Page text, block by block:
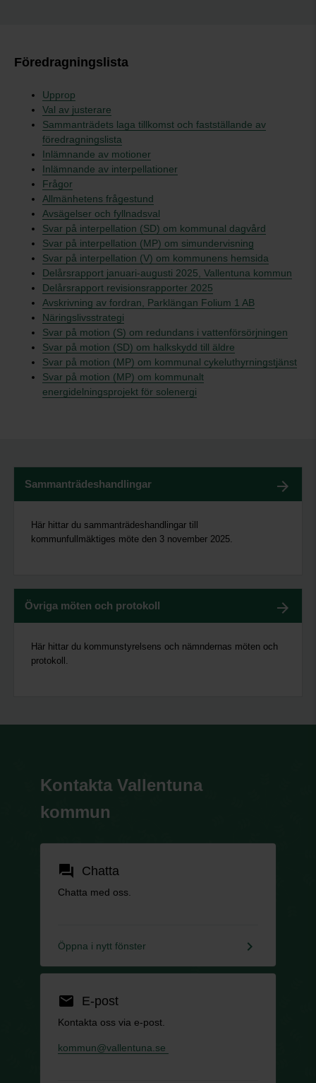
Föredragningslista
Upprop
Val av justerare
Sammanträdets laga tillkomst och fastställande av
föredragningslista
Inlämnande av motioner
Inlämnande av interpellationer
Frågor
Allmänhetens frågestund
Avsägelser och fyllnadsval
Svar på interpellation (SD) om kommunal dagvård
Svar på interpellation (MP) om simundervisning
Svar på interpellation (V) om kommunens hemsida
Delårsrapport januari-augusti 2025, Vallentuna kommun
Delårsrapport revisionsrapporter 2025
Avskrivning av fordran, Parklängan Folium 1 AB
Näringslivsstrategi
Svar på motion (S) om redundans i vattenförsörjningen
Svar på motion (SD) om halkskydd till äldre
Svar på motion (MP) om kommunal cykeluthyrningstjänst
Svar på motion (MP) om kommunalt
energidelningsprojekt för solenergi
Sammanträdeshandlingar
Här hittar du sammanträdeshandlingar till
kommunfullmäktiges möte den 3 november 2025.
Övriga möten och protokoll
Här hittar du kommunstyrelsens och nämndernas möten och
protokoll.
Kontakta Vallentuna
kommun
forum Chatta
Chatta med oss.
Öppna i nytt fönster keyboard_arrow_right
email E-post
Kontakta oss via e-post.
kommun@vallentuna.se